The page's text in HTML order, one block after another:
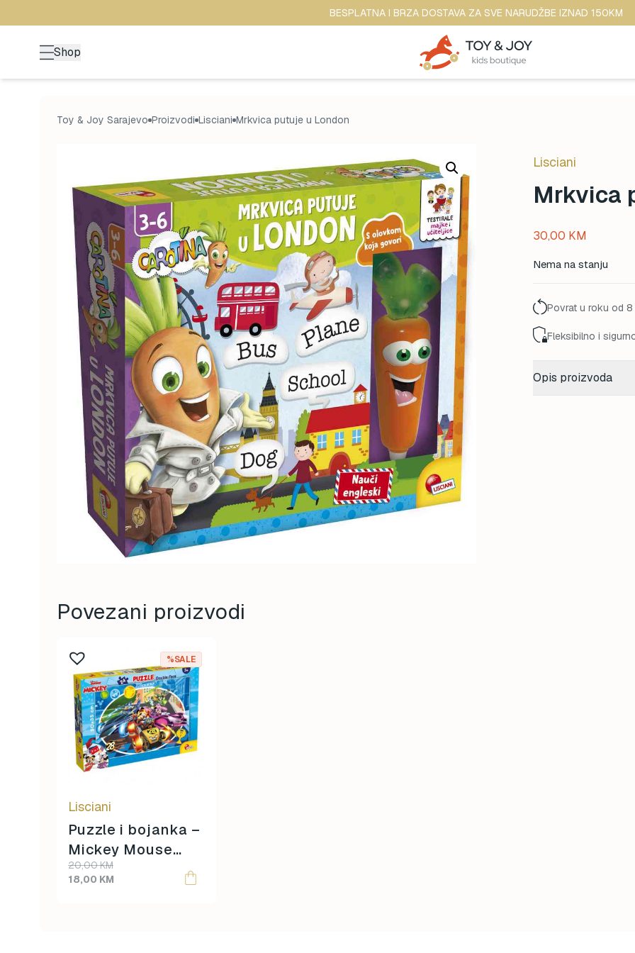
BESPLATNA I BRZA DOSTAVA ZA SVE NARUDŽBE IZNAD 150KM
Shop
Toy & Joy Sarajevo Proizvodi Lisciani Mrkvica putuje u London
Lisciani
Mrkvica
30,00 KM
Nema na stanju
Povrat u roku od 8
Fleksibilno i
Opis proizvoda
Povezani proizvodi
%SALE
Lisciani
Puzzle i bojanka –
Mickey Mouse
Trka
20,00KM
Original
price
18,00 KM
Current
price